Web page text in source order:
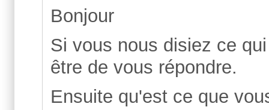
Bonjour
Si vous nous disiez ce
être de vous répondre.
Ensuite qu'est ce que